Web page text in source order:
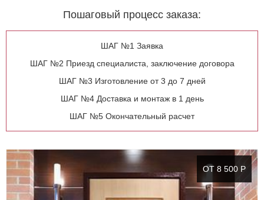
Пошаговый процесс заказа:
ШАГ №1 Заявка
ШАГ №2 Приезд специалиста, заключение договора
ШАГ №3 Изготовлениеот 3 до 7 дней
ШАГ №4 Доставка и монтажв 1 день
ШАГ №5 Окончательный расчет
ОТ 8 500 Р